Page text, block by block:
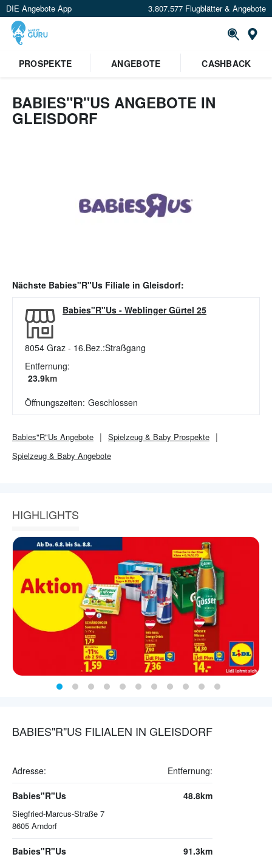
DIE Angebote App 3.807.577 Flugblätter & Angebote
PROSPEKTE
ANGEBOTE CASHBACK
BABIES"R"US ANGEBOTE IN
GLEISDORF
Nächste Babies"R"Us Filiale in Gleisdorf:
Babies"R"Us - Weblinger Gürtel 25
8054 Graz - 16.Bez.:Straßgang
Entfernung:
23.9km
Öffnungszeiten: Geschlossen
Babies"R"Us Angebote Spielzeug & Baby Prospekte
Spielzeug & Baby Angebote
HIGHLIGHTS
BABIES"R"US FILIALEN IN GLEISDORF
Adresse: Entfernung:
Babies"R"Us
Siegfried-Marcus-Straße 7
8605 Arndorf
48.8km
Babies"R"Us 91.3km